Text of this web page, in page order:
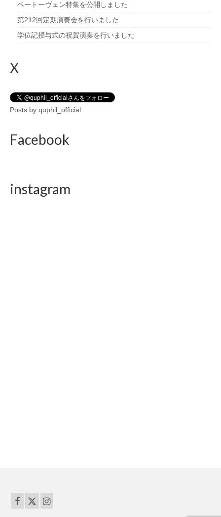
ベートーヴェン特集を公開しました
第212回定期演奏会を行いました
学位記授与式の祝賀演奏を行いました
X
Posts by quphil_official
Facebook
instagram